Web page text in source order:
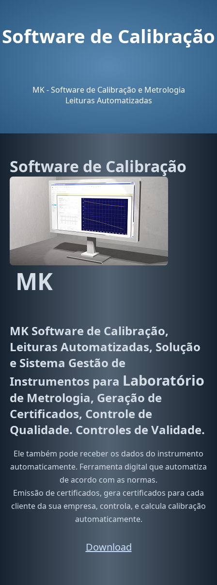
Software de Calibração
MK - Software de Calibração e Metrologia
Leituras Automatizadas
Software de Calibração
MK
MK Software de Calibração,
Leituras Automatizadas, Solução
e Sistema Gestão de
Instrumentos para Laboratório
de Metrologia, Geração de
Certificados, Controle de
Qualidade. Controles de Validade.
Ele também pode receber os dados do instrumento
automaticamente. Ferramenta digital que automatiza
de acordo com as normas.
Emissão de certificados, gera certificados para cada
cliente da sua empresa, controla, e calcula calibração
automaticamente.
Download